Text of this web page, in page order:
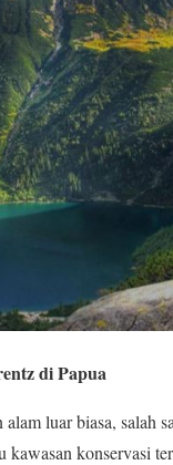
di Papua
luar biasa, salah
konservasi